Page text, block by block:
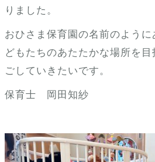
りました。
おひさま保育園の名前のよう
どもたちのあたたかな場所を
ごしていきたいです。
保育士 岡田知紗